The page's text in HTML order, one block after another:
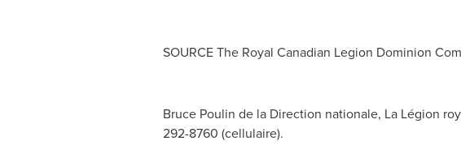
SOURCE The Royal Canadian Legion Dominion
Bruce Poulin de la Direction nationale, La Légion
292-8760 (cellulaire).